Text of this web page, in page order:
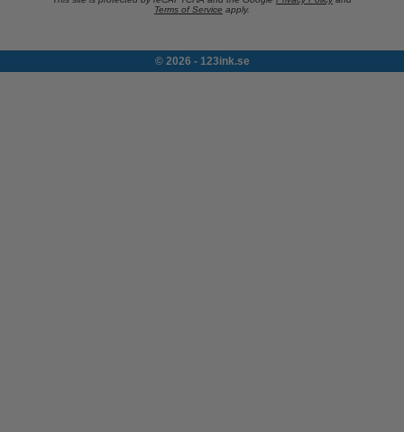
Terms of Service apply.
© 2026 - 123ink.se